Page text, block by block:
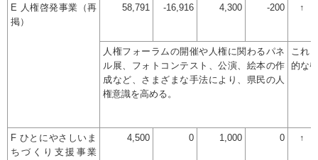
E 人権啓発事業（再
掲）
58,791 -16,916 4,300 -200 ↑
人権フォーラムの開催や人権に関わるパネ
ル展、フォトコンテスト、公演、絵本の作
成など、さまざまな手法により、県民の人
権意識を高める。
これ
的な
F ひとにやさしいま
ちづくり支援事業
4,500 0 1,000 0 ↑